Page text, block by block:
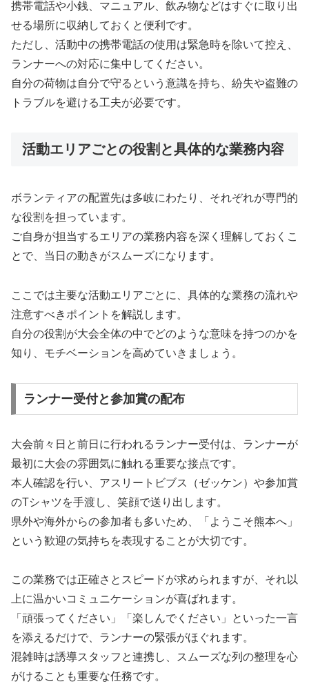
携帯電話や小銭、マニュアル、飲み物などはすぐに取り出
せる場所に収納しておくと便利です。
ただし、活動中の携帯電話の使用は緊急時を除いて控え、
ランナーへの対応に集中してください。
自分の荷物は自分で守るという意識を持ち、紛失や盗難の
トラブルを避ける工夫が必要です。
活動エリアごとの役割と具体的な業務内容
ボランティアの配置先は多岐にわたり、それぞれが専門的
な役割を担っています。
ご自身が担当するエリアの業務内容を深く理解しておくこ
とで、当日の動きがスムーズになります。
ここでは主要な活動エリアごとに、具体的な業務の流れや
注意すべきポイントを解説します。
自分の役割が大会全体の中でどのような意味を持つのかを
知り、モチベーションを高めていきましょう。
ランナー受付と参加賞の配布
大会前々日と前日に行われるランナー受付は、ランナーが
最初に大会の雰囲気に触れる重要な接点です。
本人確認を行い、アスリートビブス（ゼッケン）や参加賞
のTシャツを手渡し、笑顔で送り出します。
県外や海外からの参加者も多いため、「ようこそ熊本へ」
という歓迎の気持ちを表現することが大切です。
この業務では正確さとスピードが求められますが、それ以
上に温かいコミュニケーションが喜ばれます。
「頑張ってください」「楽しんでください」といった一言
を添えるだけで、ランナーの緊張がほぐれます。
混雑時は誘導スタッフと連携し、スムーズな列の整理を心
がけることも重要な任務です。